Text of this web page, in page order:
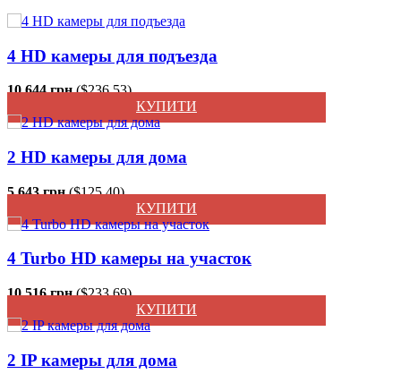
4 HD камеры для подъезда
10 644 грн.($236.53)
КУПИТИ
2 HD камеры для дома
5 643 грн.($125.40)
КУПИТИ
4 Turbo HD камеры на участок
10 516 грн.($233.69)
КУПИТИ
2 IP камеры для дома